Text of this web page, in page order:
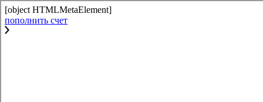
[object HTMLMetaElement]
пополнить счет